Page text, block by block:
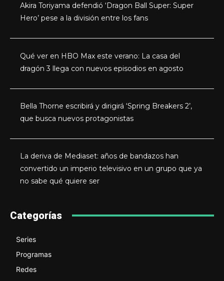
Akira Toriyama defendió ‘Dragon Ball Super: Super
Hero’ pese a la división entre los fans
Qué ver en HBO Max este verano: La casa del
dragón 3 llega con nuevos episodios en agosto
Bella Thorne escribirá y dirigirá ‘Spring Breakers 2’,
que busca nuevos protagonistas
La deriva de Mediaset: años de bandazos han
convertido un imperio televisivo en un grupo que ya
no sabe qué quiere ser
Categorías
Series
Programas
Redes